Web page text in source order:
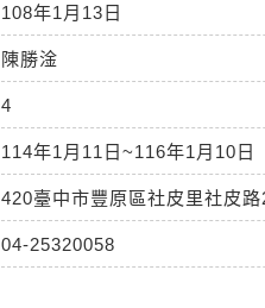
108年1月13日
陳勝淦
4
114年1月11日~116年1月10日
420臺中市豐原區社皮里社皮
04-25320058